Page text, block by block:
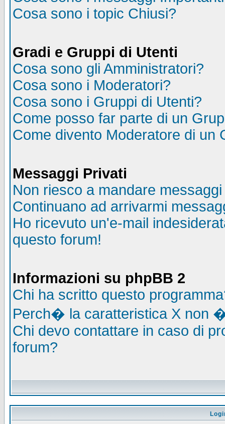
Cosa sono i topic Chiusi?
Gradi e Gruppi di Utenti
Cosa sono gli Amministratori?
Cosa sono i Moderatori?
Cosa sono i Gruppi di Utenti?
Come posso far parte di un
Come divento Moderatore di un
Messaggi Privati
Non riesco a mandare
Continuano ad arrivarmi
Ho ricevuto un'e-mail
questo forum!
Informazioni su phpBB 2
Chi ha scritto questo
Perch� la caratteristica X non
Chi devo contattare in caso di
forum?